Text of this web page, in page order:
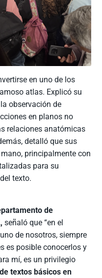
en uno de los
atlas. Explicó su
observación de
en planos no
relaciones anatómicas
detalló que sus
principalmente con
para su
texto.
de
señaló que “en el
de nosotros, siempre
es posible conocerlos y
mí, es un privilegio
textos básicos en